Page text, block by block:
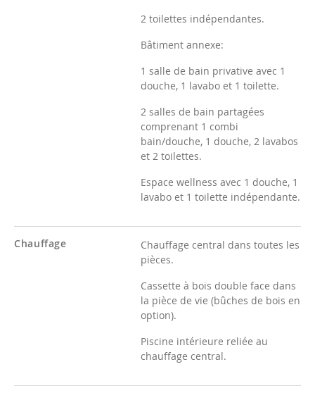
2 toilettes indépendantes.
Bâtiment annexe:
1 salle de bain privative avec 1
douche, 1 lavabo et 1 toilette.
2 salles de bain partagées
comprenant 1 combi
bain/douche, 1 douche, 2 lavabos
et 2 toilettes.
Espace wellness avec 1 douche, 1
lavabo et 1 toilette indépendante.
Chauffage
Chauffage central dans toutes les
pièces.
Cassette à bois double face dans
la pièce de vie (bûches de bois en
option).
Piscine intérieure reliée au
chauffage central.